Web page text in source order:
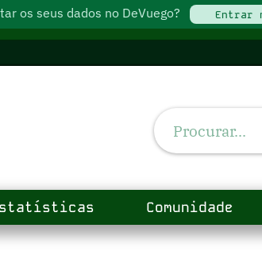
os seus dados no DeVuego? Entrar
Comunidade